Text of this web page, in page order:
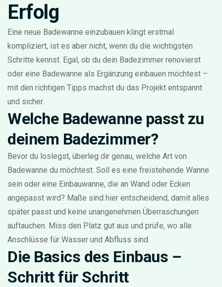
Erfolg
Eine neue Badewanne einzubauen klingt erstmal
kompliziert, ist es aber nicht, wenn du die wichtigsten
Schritte kennst. Egal, ob du dein Badezimmer renovierst
oder eine Badewanne als Ergänzung einbauen möchtest –
mit den richtigen Tipps machst du das Projekt entspannt
und sicher.
Welche Badewanne passt zu
deinem Badezimmer?
Bevor du loslegst, überleg dir genau, welche Art von
Badewanne du möchtest. Soll es eine freistehende Wanne
sein oder eine Einbauwanne, die an Wand oder Ecken
angepasst wird? Maße sind hier entscheidend, damit alles
später passt und keine unangenehmen Überraschungen
auftauchen. Miss den Platz gut aus und prüfe, wo alle
Anschlüsse für Wasser und Abfluss sind.
Die Basics des Einbaus –
Schritt für Schritt